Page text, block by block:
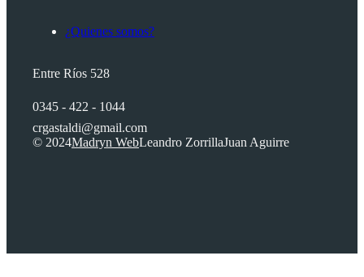
¿Quienes somos?
Entre Ríos 528
0345 - 422 - 1044
crgastaldi@gmail.com
© 2024Madryn WebLeandro ZorrillaJuan Aguirre